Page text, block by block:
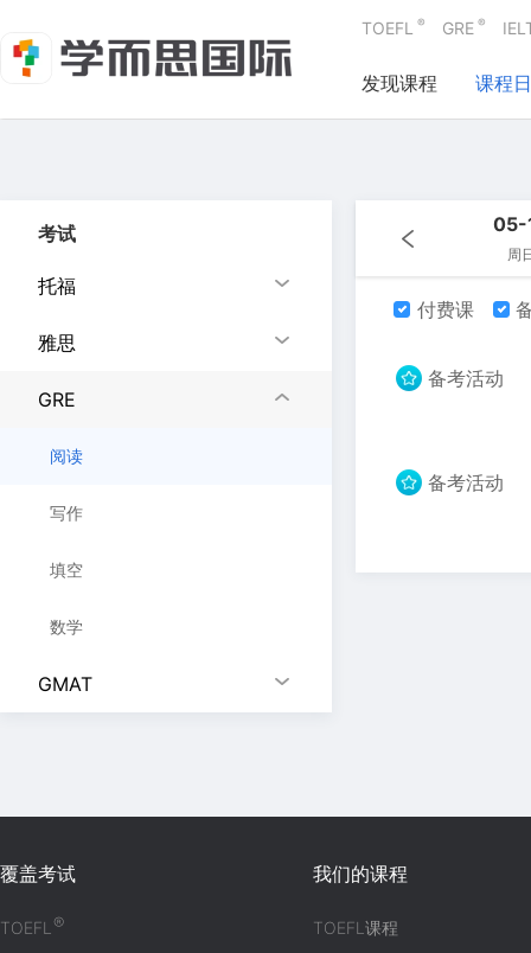
TOEFL ® GRE ®
发现课程 课程
考试
托福
雅思
GRE
阅读
写作
填空
数学
GMAT
05-
周
付费课
备考活动
备考活动
覆盖考试
TOEFL®
我们的课程
TOEFL课程